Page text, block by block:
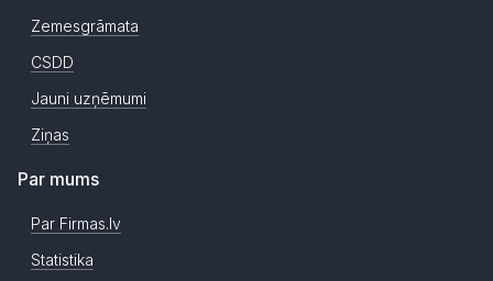
Zemesgrāmata
CSDD
Jauni uzņēmumi
Ziņas
Par mums
Par Firmas.lv
Statistika